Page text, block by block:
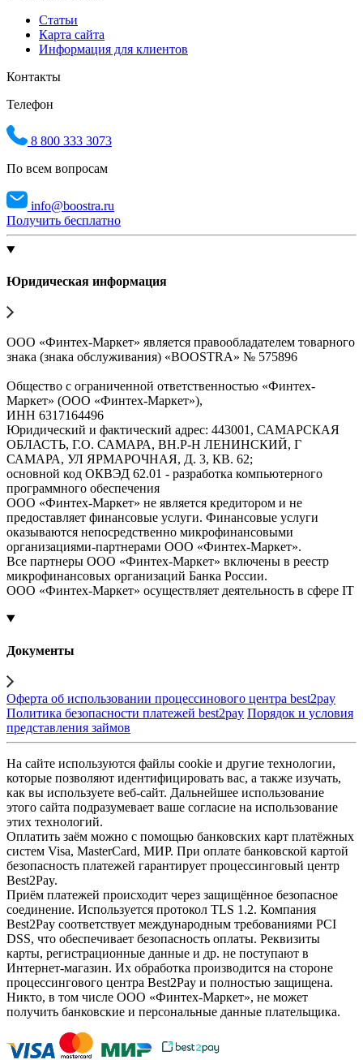
Статьи
Карта сайта
Информация для клиентов
Контакты
Телефон
8 800 333 3073
По всем вопросам
info@boostra.ru
Получить бесплатно
Юридическая информация
ООО «Финтех-Маркет» является правообладателем товарного
знака (знака обслуживания) «BOOSTRA» № 575896
Общество с ограниченной ответственностью «Финтех-
Маркет» (ООО «Финтех-Маркет»),
ИНН 6317164496
Юридический и фактический адрес: 443001, САМАРСКАЯ
ОБЛАСТЬ, Г.О. САМАРА, ВН.Р-Н ЛЕНИНСКИЙ, Г
САМАРА, УЛ ЯРМАРОЧНАЯ, Д. 3, КВ. 62;
основной код ОКВЭД 62.01 - разработка компьютерного
программного обеспечения
ООО «Финтех-Маркет» не является кредитором и не
предоставляет финансовые услуги. Финансовые услуги
оказываются непосредственно микрофинансовыми
организациями-партнерами ООО «Финтех-Маркет».
Все партнеры ООО «Финтех-Маркет» включены в реестр
микрофинансовых организаций Банка России.
ООО «Финтех-Маркет» осуществляет деятельность в сфере IT
Документы
Оферта об использовании процессинового центра best2pay
Политика безопасности платежей best2pay Порядок и условия
представления займов
На сайте используются файлы cookie и другие технологии,
которые позволяют идентифицировать вас, а также изучать,
как вы используете веб-сайт. Дальнейшее использование
этого сайта подразумевает ваше согласие на использование
этих технологий.
Оплатить заём можно с помощью банковских карт платёжных
систем Visa, MasterCard, МИР. При оплате банковской картой
безопасность платежей гарантирует процессинговый центр
Best2Pay.
Приём платежей происходит через защищённое безопасное
соединение. Используется протокол TLS 1.2. Компания
Best2Pay соответствует международным требованиями PCI
DSS, что обеспечивает безопасность оплаты. Реквизиты
карты, регистрационные данные и др. не поступают в
Интернет-магазин. Их обработка производится на стороне
процессингового центра Best2Pay и полностью защищена.
Никто, в том числе ООО «Финтех-Маркет», не может
получить банковские и персональные данные плательщика.